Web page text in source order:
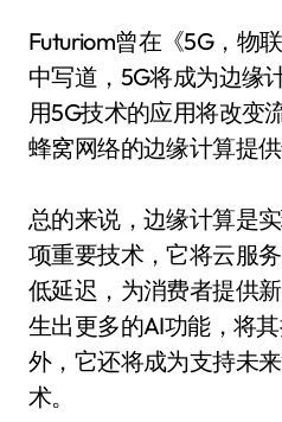
Futuriom曾在《5G，物
中写道，5G将成为边缘
用5G技术的应用将改变
蜂窝网络的边缘计算提供
总的来说，边缘计算是
项重要技术，它将云服
低延迟，为消费者提供
生出更多的AI功能，将
外，它还将成为支持未
术。